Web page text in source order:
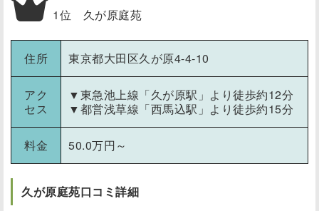
1位 久が原庭苑
住所 東京都大田区久が原4-4-10
アク
セス
▼東急池上線「久が原駅」より徒歩約12分
▼都営浅草線「西馬込駅」より徒歩約15分
料金 50.0万円～
久が原庭苑口コミ詳細